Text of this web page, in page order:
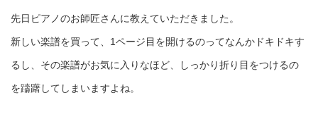
先日ピアノのお師匠さんに教えていただきました。
新しい楽譜を買って、1ページ目を開けるのってなんかドキドキす
るし、その楽譜がお気に入りなほど、しっかり折り目をつけるの
を躊躇してしまいますよね。